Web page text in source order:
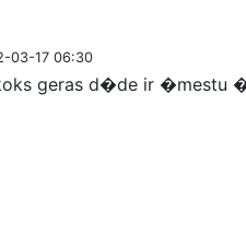
03-17 06:30
geras d�de ir �mestu